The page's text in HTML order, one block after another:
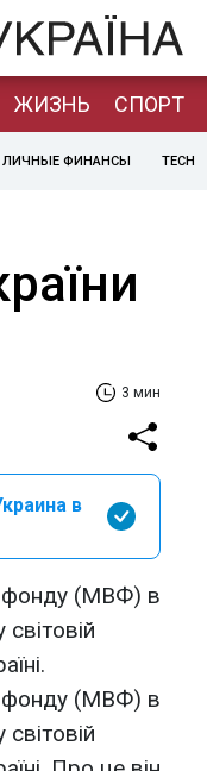
ЖИЗНЬ СПОРТ
ЛИЧНЫЕ ФИНАНСЫ TECH
3 мин
в
фонду (МВФ) в
фонду (МВФ) в